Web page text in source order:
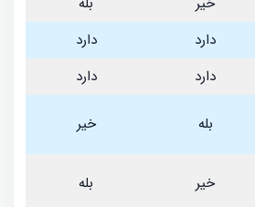
دارد
دارد
دارد
دارد
بله خیر
خیر بله